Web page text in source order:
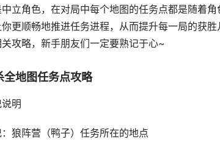
立角色，在对局中每个地图的任务点都是随着
更顺畅地推进任务进程，从而提升每一局的获
攻略，新手朋友们一定要熟记于心~
全地图任务点攻略
明​
狼阵营（鸭子）任务所在的地点